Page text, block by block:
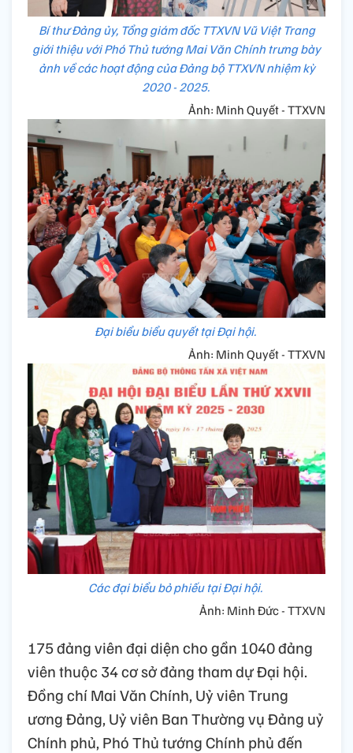
Bí thư Đảng ủy, Tổng giám đốc TTXVN Vũ Việt Trang
giới thiệu với Phó Thủ tướng Mai Văn Chính trưng bày
ảnh về các hoạt động của Đảng bộ TTXVN nhiệm kỳ
2020 - 2025.
Ảnh: Minh Quyết - TTXVN
Đại biểu biểu quyết tại Đại hội.
Ảnh: Minh Quyết - TTXVN
Các đại biểu bỏ phiếu tại Đại hội.
Ảnh: Minh Đức - TTXVN
175 đảng viên đại diện cho gần 1040 đảng
viên thuộc 34 cơ sở đảng tham dự Đại hội.
Đồng chí Mai Văn Chính, Uỷ viên Trung
ương Đảng, Uỷ viên Ban Thường vụ Đảng uỷ
Chính phủ, Phó Thủ tướng Chính phủ đến